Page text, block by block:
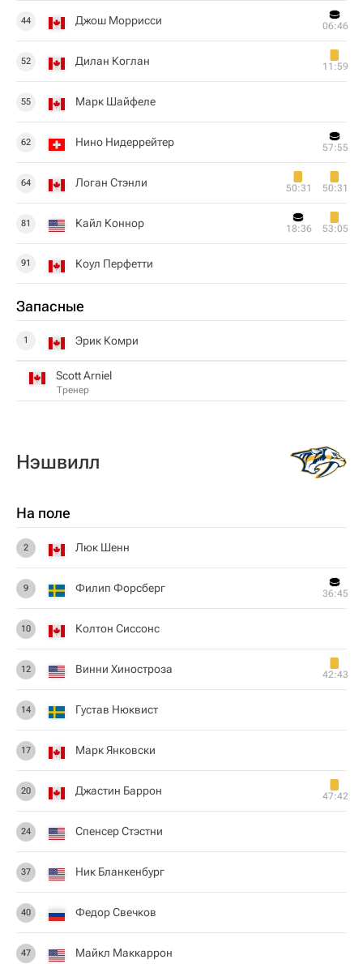
44 Джош Моррисси 06:46
52 Дилан Коглан 11:59
55 Марк Шайфеле
62 Нино Нидеррейтер 57:55
64 Логан Стэнли 50:31 50:31
81 Кайл Коннор 18:36 53:05
91 Коул Перфетти
Запасные
1 Эрик Комри
Scott Arniel
Тренер
Нэшвилл
На поле
2 Люк Шенн
9 Филип Форсберг 36:45
10 Колтон Сиссонс
12 Винни Хиностроза 42:43
14 Густав Нюквист
17 Марк Янковски
20 Джастин Баррон 47:42
24 Спенсер Стэстни
37 Ник Бланкенбург
40 Федор Свечков
47 Майкл Маккаррон